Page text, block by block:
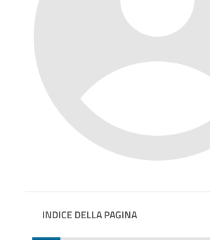
INDICE DELLA PAGINA